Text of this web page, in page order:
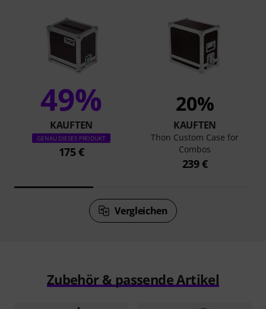
49%
KAUFTEN
GENAU DIESES PRODUKT
175 €
20%
KAUFTEN
Thon Custom Case for
Combos
239 €
Vergleichen
Zubehör & passende Artikel